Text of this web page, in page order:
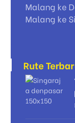
Malang ke
Malang ke
Rute